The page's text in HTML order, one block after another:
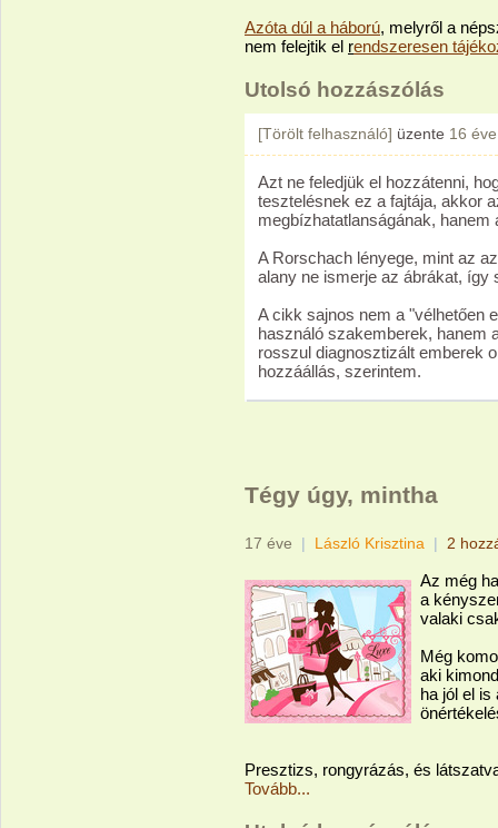
Azóta dúl a háború, melyről a
nem felejtik el rendszeresen
Utolsó hozzászólás
[Törölt felhasználó] üzente 16 éve
Azt ne feledjük el hozzátenni,
tesztelésnek ez a fajtája, akkor
megbízhatatlanságának,
A Rorschach lényege, mint az
alany ne ismerje az ábrákat, így
A cikk sajnos nem a "vélhetően
használó szakemberek, hanem
rosszul diagnosztizált emberek
hozzáállás, szerintem.
Tégy úgy, mintha
17 éve | László Krisztina | 2
Az még
a
valaki
Még
aki
ha jól el is
Presztizs, rongyrázás, és
Tovább...